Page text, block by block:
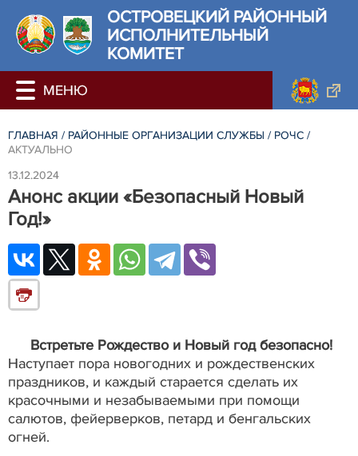
ОСТРОВЕЦКИЙ РАЙОННЫЙ
ИСПОЛНИТЕЛЬНЫЙ
КОМИТЕТ
ГЛАВНАЯ / РАЙОННЫЕ ОРГАНИЗАЦИИ СЛУЖБЫ / РОЧС /
АКТУАЛЬНО
13.12.2024
Анонс акции «Безопасный Новый
Год!»
Встретьте Рождество и Новый год безопасно!
Наступает пора новогодних и рождественских
праздников, и каждый старается сделать их
красочными и незабываемыми при помощи
салютов, фейерверков, петард и бенгальских
огней.